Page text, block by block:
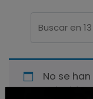
Buscar
No se
coincidan